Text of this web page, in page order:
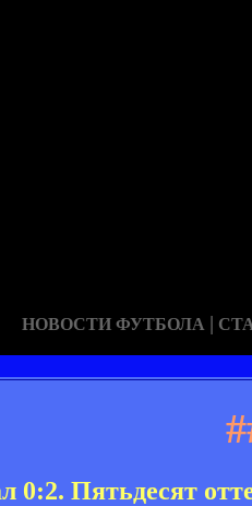
НОВОСТИ ФУТБОЛА |
Пятьдесят